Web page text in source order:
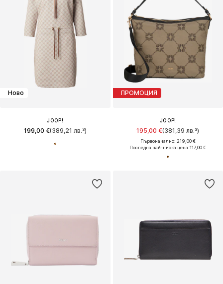
Ново
JOOP!
199,00 €(389,21 лв.³)
ПРОМОЦИЯ
JOOP!
195,00 €(381,39 лв.³)
Първоначално: 219,00 €
Последна най-ниска цена:117,00 €